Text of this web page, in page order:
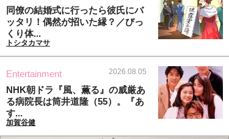
同僚の結婚式に行ったら彼氏にバ
ッタリ！偶然が招いた縁？／びっ
くり体...
トシタカマサ
Entertainment 2026.08.05
NHK朝ドラ『風、薫る』の威厳あ
る病院長は筒井道隆（55）。『あ
す...
加賀谷健